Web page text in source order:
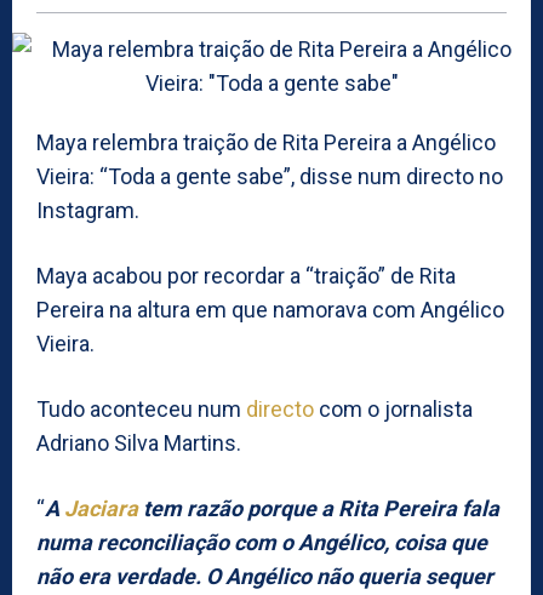
Maya relembra traição de Rita Pereira a Angélico
Vieira: “Toda a gente sabe”, disse num directo no
Instagram.
Maya acabou por recordar a “traição” de Rita
Pereira na altura em que namorava com Angélico
Vieira.
Tudo aconteceu num directo com o jornalista
Adriano Silva Martins.
“A Jaciaratem razão porque a Rita Pereira fala
numa reconciliação com o Angélico, coisa que
não era verdade. O Angélico não queria sequer